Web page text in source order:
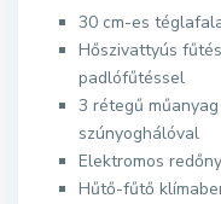
30 cm-es
Hőszivattyús
padlófűtéssel
3 rétegű
szúnyoghálóval
Elektromos
Hűtő-fűtő